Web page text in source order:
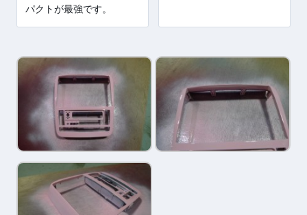
パクトが最強です。